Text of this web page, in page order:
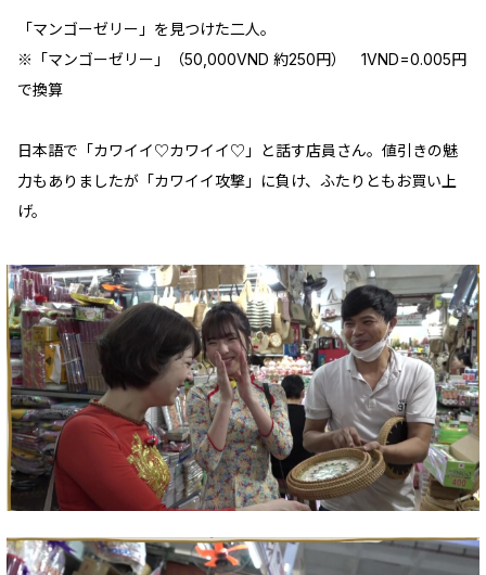
「マンゴーゼリー」を見つけた二人。
※「マンゴーゼリー」（50,000VND 約250円） 1VND=0.005円
で換算
日本語で「カワイイ♡カワイイ♡」と話す店員さん。値引きの魅
力もありましたが「カワイイ攻撃」に負け、ふたりともお買い上
げ。